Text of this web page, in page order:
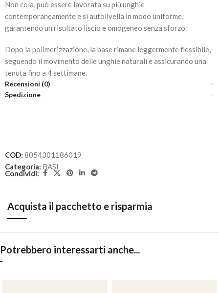
Non cola, può essere lavorata su più unghie
contemporaneamente e si autolivella in modo uniforme,
garantendo un risultato liscio e omogeneo senza sforzo.
Dopo la polimerizzazione, la base rimane leggermente flessibile,
seguendo il movimento delle unghie naturali e assicurando una
tenuta fino a 4 settimane.
Recensioni (0)
Spedizione
COD: 8054301186019
Categoria: BASI
Condividi:
Acquista il pacchetto e risparmia
Potrebbero interessarti anche...